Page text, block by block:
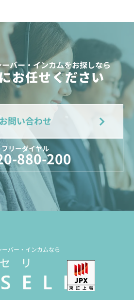
バー・インカムをお探しなら
お任せください
お問い合わせ
フリーダイヤル
880-200
バー・インカムなら